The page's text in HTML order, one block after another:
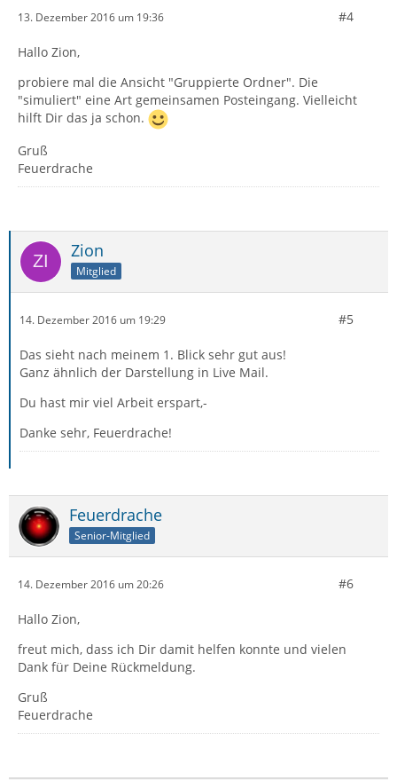
13. Dezember 2016 um 19:36 #4
Hallo Zion,
probiere mal die Ansicht "Gruppierte Ordner". Die
"simuliert" eine Art gemeinsamen Posteingang. Vielleicht
hilft Dir das ja schon.
Gruß
Feuerdrache
Zion
Mitglied
14. Dezember 2016 um 19:29 #5
Das sieht nach meinem 1. Blick sehr gut aus!
Ganz ähnlich der Darstellung in Live Mail.
Du hast mir viel Arbeit erspart,-
Danke sehr, Feuerdrache!
Feuerdrache
Senior-Mitglied
14. Dezember 2016 um 20:26 #6
Hallo Zion,
freut mich, dass ich Dir damit helfen konnte und vielen
Dank für Deine Rückmeldung.
Gruß
Feuerdrache